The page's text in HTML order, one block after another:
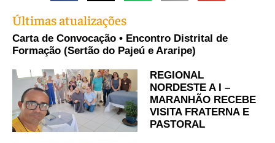
Últimas atualizações
Carta de Convocação • Encontro Distrital de
Formação (Sertão do Pajeú e Araripe)
REGIONAL
NORDESTE A I –
MARANHÃO RECEBE
VISITA FRATERNA E
PASTORAL